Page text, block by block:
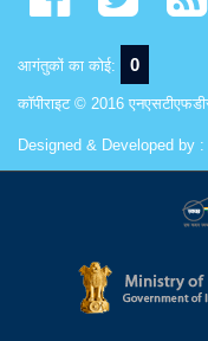
आगंतुकों का कोई: 0
कॉपीराइट © 2016
Designed & Developed by :